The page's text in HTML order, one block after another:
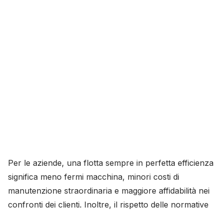
Per le aziende, una flotta sempre in perfetta efficienza
significa meno fermi macchina, minori costi di
manutenzione straordinaria e maggiore affidabilità nei
confronti dei clienti. Inoltre, il rispetto delle normative